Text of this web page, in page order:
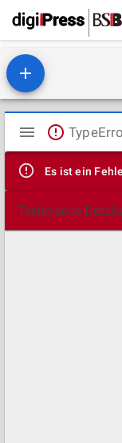
Mirador
Viewer
Es ist ein
Technische